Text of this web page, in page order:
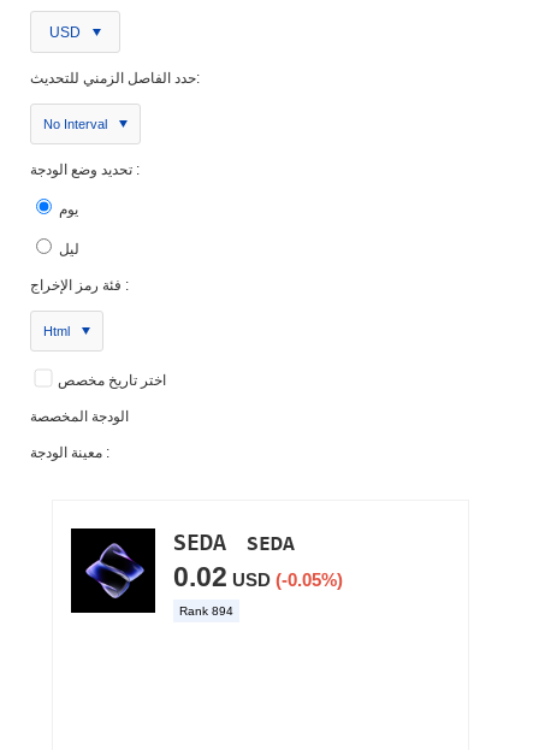
USD
حدد الفاصل الزمني للتحديث:
No Interval
تحديد وضع الودجة :
يوم
ليل
فئة رمز الإخراج :
Html
اختر تاريخ مخصص
الودجة المخصصة
معينة الودجة :